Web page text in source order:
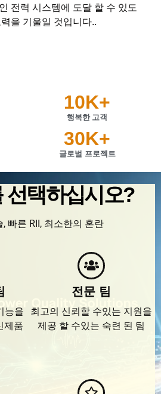
전력 시스템에 도달 할 수 있도
을 기울일 것입니다..
행복한 고객
10K+
글로벌 프로젝트
30K+
선택하십시오?
빠른 RII, 최소한의 혼란
능을
제품
전문 팀
최고의 신뢰할 수있는 지원을
제공 할 수있는 숙련 된 팀